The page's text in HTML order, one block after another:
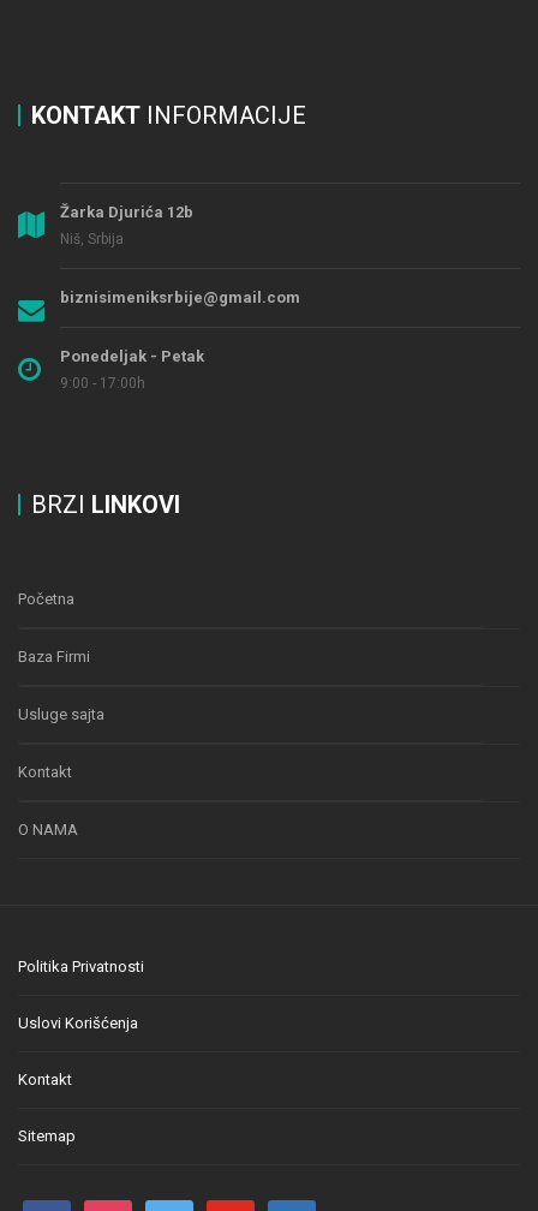
KONTAKT INFORMACIJE
Žarka Djurića 12b
Niš, Srbija
biznisimeniksrbije@gmail.com
Ponedeljak - Petak
9:00 - 17:00h
BRZI LINKOVI
Početna
Baza Firmi
Usluge sajta
Kontakt
O NAMA
Politika Privatnosti
Uslovi Korišćenja
Kontakt
Sitemap